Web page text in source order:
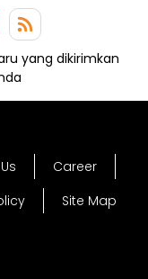
yang dikirimkan
Career
Site Map